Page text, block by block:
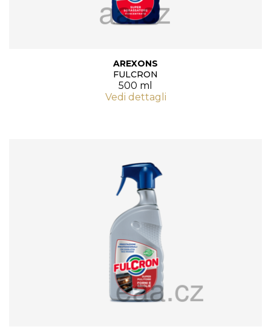
AREXONS
FULCRON
500 ml
Vedi dettagli